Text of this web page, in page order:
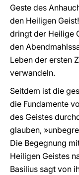
Geste des
den Heiligen
dringt der Heilige
den
Leben der ersten
verwandeln.
Seitdem ist die
die Fundamente
des Geistes
glauben,
Die Begegnung
Heiligen Geistes
Basilius sagt von